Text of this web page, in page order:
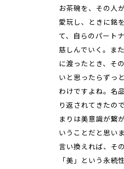
お茶碗を、その人
愛玩し、ときに銘
て、自らのパート
慈しんでいく。ま
に渡ったとき、そ
いと思ったらずっ
わけですよね。名
り返されてきたの
まりは美意識が繋
いうことだと思いま
言い換えれば、そ
「美」という永続